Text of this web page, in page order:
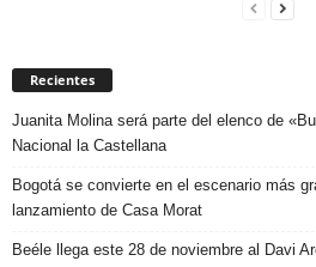
Recientes
Juanita Molina será parte del elenco de
Nacional la Castellana
Bogotá se convierte en el escenario más
lanzamiento de Casa Morat
Beéle llega este 28 de noviembre al Davi